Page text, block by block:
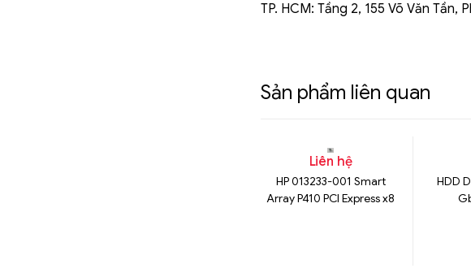
TP. HCM: Tầng 2, 155 Võ Văn Tần,
Sản phẩm liên quan
Liên hệ
HP 013233-001 Smart
Array P410 PCI Express x8
HDD